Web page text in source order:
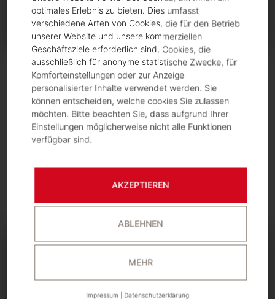
INTERNA
VERABSCHIEDUNG UND NEUES
GESICHT
Frischer Wind und neue Ideen – wir begrüßen Jessica
optimales Erlebnis zu bieten. Dies umfasst
verschiedene Arten von Cookies, die für den Betrieb
unserer Website und unsere kommerziellen
Geschäftsziele erforderlich sind, Cookies, die
ausschließlich für anonyme statistische Zwecke, für
Komforteinstellungen oder zur Anzeige
personalisierter Inhalte verwendet werden. Sie
können entscheiden, welche cookies Sie zulassen
möchten. Bitte beachten Sie, dass aufgrund Ihrer
Einstellungen möglicherweise nicht alle Funktionen
verfügbar sind.
AKZEPTIEREN
ABLEHNEN
MEHR
Impressum Datenschutzerklärung